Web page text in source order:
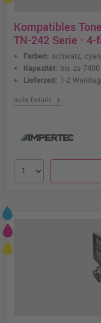
Kompatibles
TN-242 Serie ·
Farben: schwarz,
Kapazität: bis zu
Lieferzeit: 1-2
mehr Details chevron_right